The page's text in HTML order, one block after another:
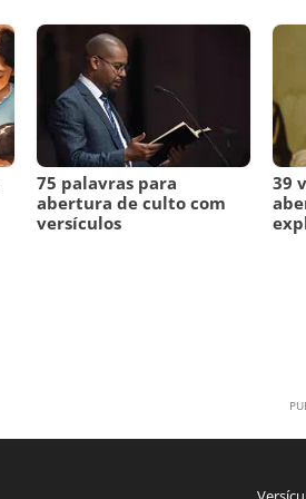
75 palavras para
abertura de culto com
versículos
39